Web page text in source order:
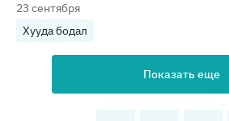
23 сентября
Хууда бодал
Показать еще